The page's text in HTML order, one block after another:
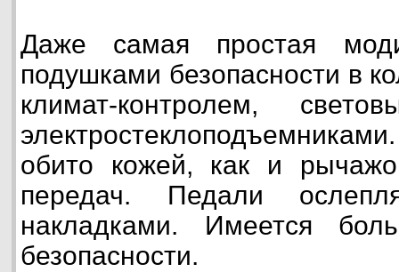
Даже самая простая
подушками безопасности в
климат-контролем,
обито кожей, как и
передач. Педали
накладками. Имеется
безопасности.